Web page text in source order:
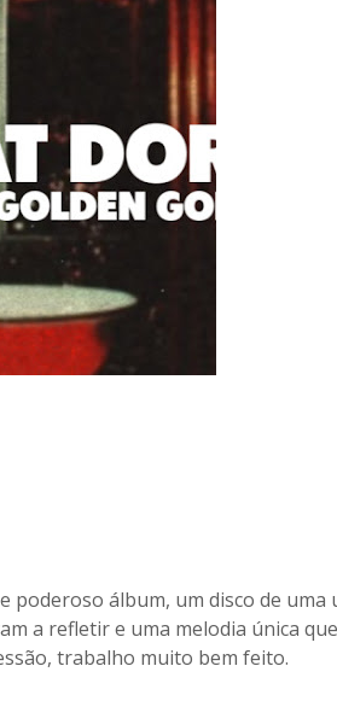
poderoso álbum, um disco de
a refletir e uma melodia única
trabalho muito bem feito.